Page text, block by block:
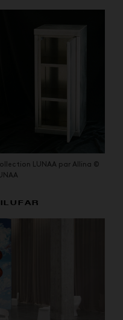
LUNAA par Allina ©